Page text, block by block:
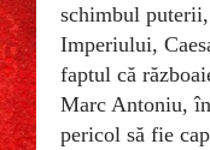
schimbul
Imperiului,
faptul că
Marc Antoniu,
pericol să fie